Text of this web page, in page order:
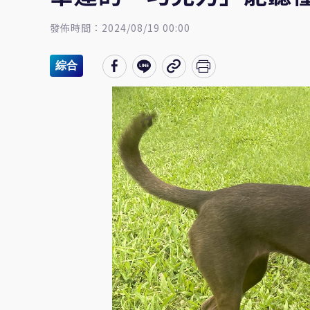
發佈時間：2024/08/19 00:00
綜合